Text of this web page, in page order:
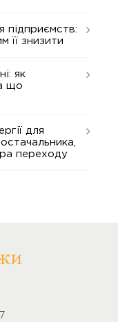
підприємств:
її знизити
як
що
для
переходу